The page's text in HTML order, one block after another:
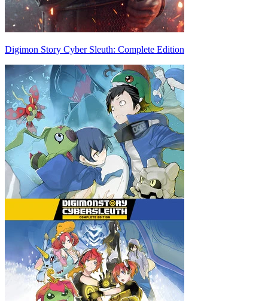
Digimon Story Cyber Sleuth: Complete Edition